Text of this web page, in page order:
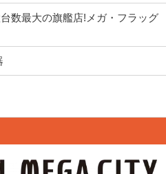
数最大の旗艦店!メガ・フラッグ